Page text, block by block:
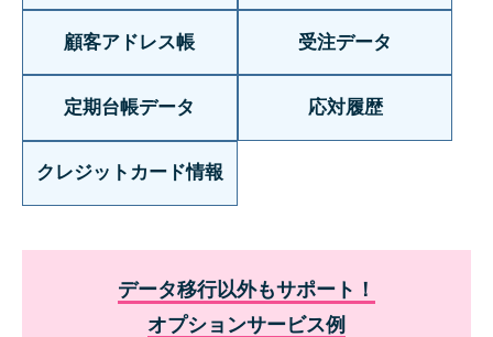
顧客アドレス帳 受注データ
定期台帳データ 応対履歴
クレジットカード情報
データ移行以外もサポート！
オプションサービス例